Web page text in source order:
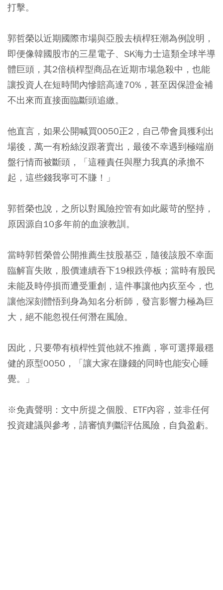
打擊。
郭哲榮以近期國際市場與亞股去槓桿狂潮為例說明，
即便像韓國股市的三星電子、SK海力士這類全球半導
體巨頭，其2倍槓桿型商品在近期市場急殺中，也能
讓投資人在短時間內慘賠高達70%，甚至因保證金補
不出來而直接面臨斷頭追繳。
他直言，如果公開喊買0050正2，自己帶會員獲利出
場後，萬一有粉絲沒跟著賣出，最後不幸遇到極端崩
盤行情而被斷頭，「這種責任與壓力我真的承擔不
起，這些錢我寧可不賺！」
郭哲榮也說，之所以對風險控管有如此嚴苛的堅持，
原因源自10多年前的血淚教訓。
當時郭哲榮曾公開推薦生技股基亞，隨後該股不幸面
臨解盲失敗，股價連續吞下19根跌停板；當時有股民
未能及時停損而遭受重創，這件事讓他內疚至今，也
讓他深刻體悟到身為知名分析師，發言影響力極為巨
大，絕不能忽視任何潛在風險。
因此，只要帶有槓桿性質他就不推薦，寧可選擇最穩
健的原型0050，「讓大家在賺錢的同時也能安心睡
覺。」
※免責聲明：文中所提之個股、ETF內容，並非任何
投資建議與參考，請審慎判斷評估風險，自負盈虧。